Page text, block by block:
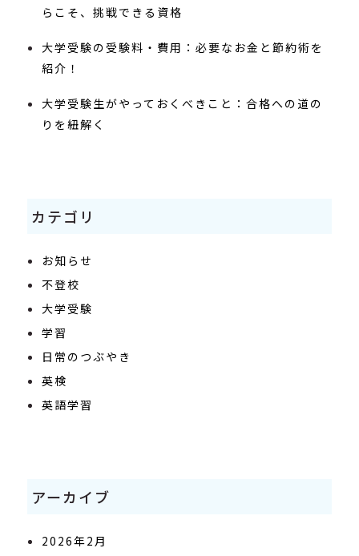
らこそ、挑戦できる資格
大学受験の受験料・費用：必要なお金と節約術を
紹介！
大学受験生がやっておくべきこと：合格への道の
りを紐解く
カテゴリ
お知らせ
不登校
大学受験
学習
日常のつぶやき
英検
英語学習
アーカイブ
2026年2月